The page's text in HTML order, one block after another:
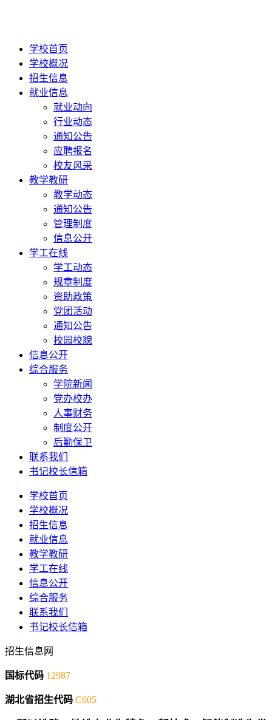
学校首页
学校概况
招生信息
就业信息
就业动向
行业动态
通知公告
应聘报名
校友风采
教学教研
教学动态
通知公告
管理制度
信息公开
学工在线
学工动态
规章制度
资助政策
党团活动
通知公告
校园校貌
信息公开
综合服务
学院新闻
党办校办
人事财务
制度公开
后勤保卫
联系我们
书记校长信箱
学校首页
学校概况
招生信息
就业信息
教学教研
学工在线
信息公开
综合服务
联系我们
书记校长信箱
招生信息网
国标代码 12987
湖北省招生代码 C605